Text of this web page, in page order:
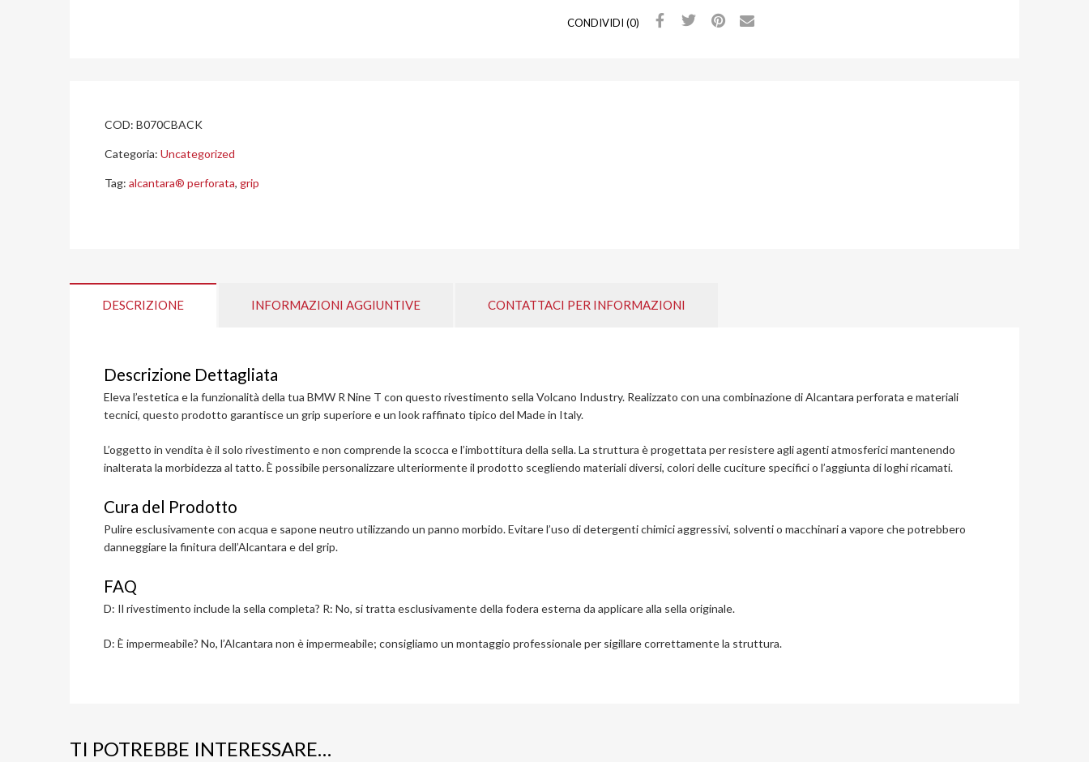
CONDIVIDI (0)
COD: B070CBACK
Categoria: Uncategorized
Tag: alcantara® perforata, grip
DESCRIZIONE INFORMAZIONI AGGIUNTIVE CONTATTACI PER INFORMAZIONI
Descrizione Dettagliata
Eleva l’estetica e la funzionalità della tua BMW R Nine T con questo rivestimento sella Volcano Industry. Realizzato con una combinazione di Alcantara perforata e materiali
tecnici, questo prodotto garantisce un grip superiore e un look raffinato tipico del Made in Italy.
L’oggetto in vendita è il solo rivestimento e non comprende la scocca e l’imbottitura della sella. La struttura è progettata per resistere agli agenti atmosferici mantenendo
inalterata la morbidezza al tatto. È possibile personalizzare ulteriormente il prodotto scegliendo materiali diversi, colori delle cuciture specifici o l’aggiunta di loghi ricamati.
Cura del Prodotto
Pulire esclusivamente con acqua e sapone neutro utilizzando un panno morbido. Evitare l’uso di detergenti chimici aggressivi, solventi o macchinari a vapore che potrebbero
danneggiare la finitura dell’Alcantara e del grip.
FAQ
D: Il rivestimento include la sella completa? R: No, si tratta esclusivamente della fodera esterna da applicare alla sella originale.
D: È impermeabile? No, l’Alcantara non è impermeabile; consigliamo un montaggio professionale per sigillare correttamente la struttura.
TI POTREBBE INTERESSARE…